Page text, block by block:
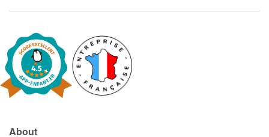
Reading for children
Activities and workshops
About